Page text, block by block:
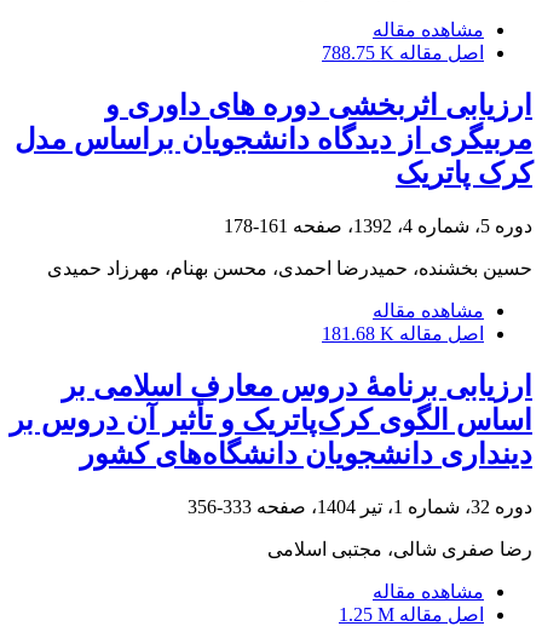
مشاهده مقاله
اصل مقاله 788.75 K
ارزیابی اثربخشی دوره های داوری و
مربیگری از دیدگاه دانشجویان براساس مدل
کرک پاتریک
دوره 5، شماره 4، 1392، صفحه 161-178
حسین بخشنده، حمیدرضا احمدی، محسن بهنام، مهرزاد حمیدی
مشاهده مقاله
اصل مقاله 181.68 K
ارزیابی برنامۀ دروس معارف اسلامی بر
اساس الگوی کرک‌پاتریک و تأثیر آن دروس بر
دینداری دانشجویان دانشگاه‌های کشور
دوره 32، شماره 1، تیر 1404، صفحه 333-356
رضا صفری شالی، مجتبی اسلامی
مشاهده مقاله
اصل مقاله 1.25 M